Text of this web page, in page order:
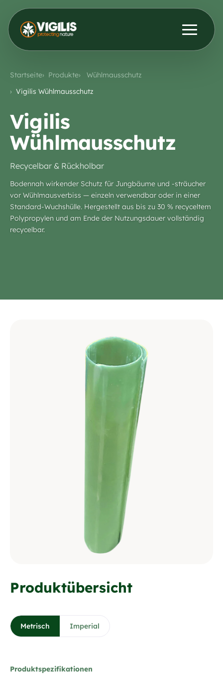
Aktuelles & Einblicke
Händler
Kontakt aufnehmen
Startseite Produkte
Wühlmausschutz
Vigilis Wühlmausschutz
Vigilis
Wühlmausschutz
Recycelbar & Rückholbar
Bodennah wirkender Schutz für Jungbäume und -sträucher
vor Wühlmausverbiss — einzeln verwendbar oder in einer
Standard-Wuchshülle. Hergestellt aus bis zu 30 % recyceltem
Polypropylen und am Ende der Nutzungsdauer vollständig
recycelbar.
Produktübersicht
Metrisch Imperial
Produktspezifikationen